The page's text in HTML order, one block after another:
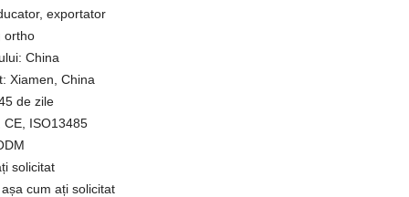
exportator
ortho
China
Xiamen, China
de zile
CE, ISO13485
solicitat
cum ați solicitat